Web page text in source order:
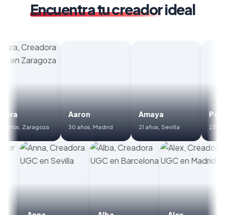
Encuentra tu creadorideal
Clara
35 años, Zaragoza
Aaron
30 años, Madrid
Amaya
21 años, Sevilla 23